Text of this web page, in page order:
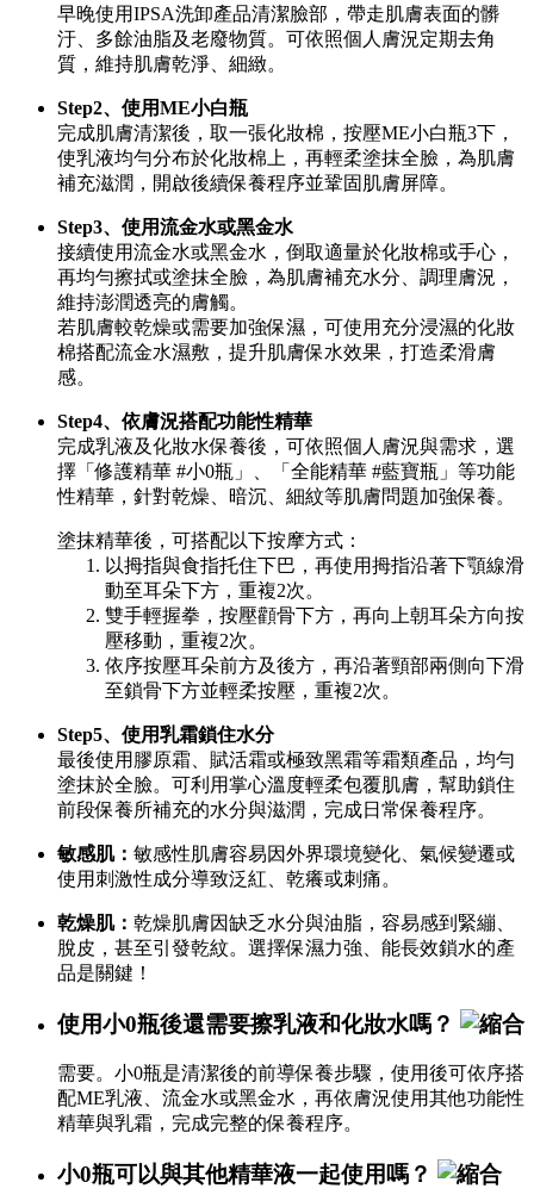
早晚使用IPSA洗卸產品清潔臉部，帶走肌膚表面的髒
汙、多餘油脂及老廢物質。可依照個人膚況定期去角
質，維持肌膚乾淨、細緻。
Step2、使用ME小白瓶
完成肌膚清潔後，取一張化妝棉，按壓ME小白瓶3下，
使乳液均勻分布於化妝棉上，再輕柔塗抹全臉，為肌膚
補充滋潤，開啟後續保養程序並鞏固肌膚屏障。
Step3、使用流金水或黑金水
接續使用流金水或黑金水，倒取適量於化妝棉或手心，
再均勻擦拭或塗抹全臉，為肌膚補充水分、調理膚況，
維持澎潤透亮的膚觸。
若肌膚較乾燥或需要加強保濕，可使用充分浸濕的化妝
棉搭配流金水濕敷，提升肌膚保水效果，打造柔滑膚
感。
Step4、依膚況搭配功能性精華
完成乳液及化妝水保養後，可依照個人膚況與需求，選
擇「修護精華 #小0瓶」、「全能精華 #藍寶瓶」等功能
性精華，針對乾燥、暗沉、細紋等肌膚問題加強保養。
塗抹精華後，可搭配以下按摩方式：
以拇指與食指托住下巴，再使用拇指沿著下顎線滑
動至耳朵下方，重複2次。
雙手輕握拳，按壓顴骨下方，再向上朝耳朵方向按
壓移動，重複2次。
依序按壓耳朵前方及後方，再沿著頸部兩側向下滑
至鎖骨下方並輕柔按壓，重複2次。
Step5、使用乳霜鎖住水分
最後使用膠原霜、賦活霜或極致黑霜等霜類產品，均勻
塗抹於全臉。可利用掌心溫度輕柔包覆肌膚，幫助鎖住
前段保養所補充的水分與滋潤，完成日常保養程序。
敏感肌： 敏感性肌膚容易因外界環境變化、氣候變遷或
使用刺激性成分導致泛紅、乾癢或刺痛。
乾燥肌： 乾燥肌膚因缺乏水分與油脂，容易感到緊繃、
脫皮，甚至引發乾紋。選擇保濕力強、能長效鎖水的產
品是關鍵！
使用小0瓶後還需要擦乳液和化妝水嗎？
需要。小0瓶是清潔後的前導保養步驟，使用後可依序搭
配ME乳液、流金水或黑金水，再依膚況使用其他功能性
精華與乳霜，完成完整的保養程序。
小0瓶可以與其他精華液一起使用嗎？